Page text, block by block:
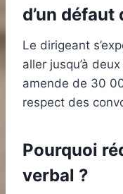
d’un
Le dirigeant
aller jusqu’à
amende de 30
respect des
Pourquoi
verbal ?